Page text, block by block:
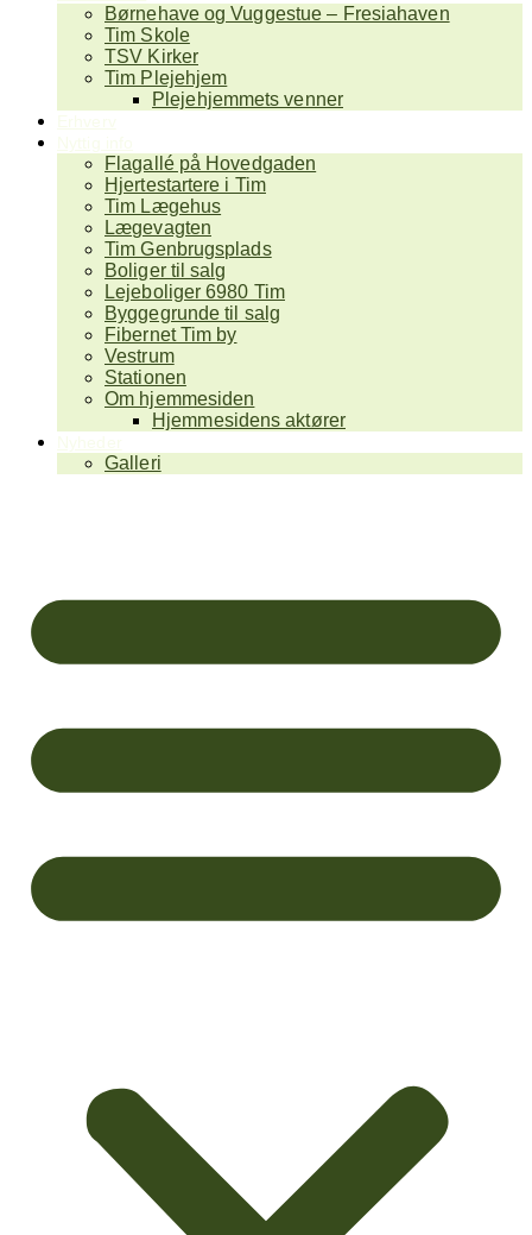
Børnehave og Vuggestue – Fresiahaven
Tim Skole
TSV Kirker
Tim Plejehjem
Plejehjemmets venner
Flagallé på Hovedgaden
Hjertestartere i Tim
Tim Lægehus
Lægevagten
Tim Genbrugsplads
Boliger til salg
Lejeboliger 6980 Tim
Byggegrunde til salg
Fibernet Tim by
Vestrum
Stationen
Om hjemmesiden
Hjemmesidens aktører
Galleri